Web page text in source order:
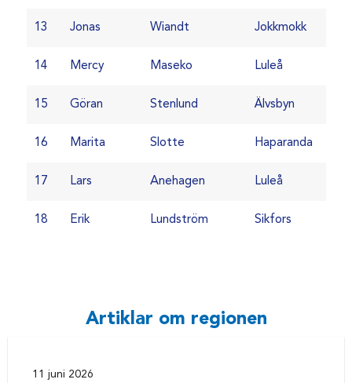
13 Jonas Wiandt Jokkmokk
14 Mercy Maseko Luleå
15 Göran Stenlund Älvsbyn
16 Marita Slotte Haparanda
17 Lars Anehagen Luleå
18 Erik Lundström Sikfors
Artiklar om regionen
11 juni 2026